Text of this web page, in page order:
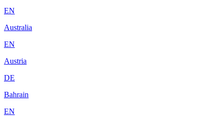
EN
Australia
EN
Austria
DE
Bahrain
EN